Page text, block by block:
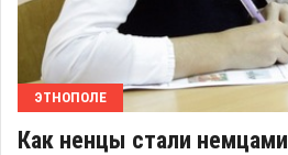
ЭТНОПОЛЕ
Как ненцы стали немцами